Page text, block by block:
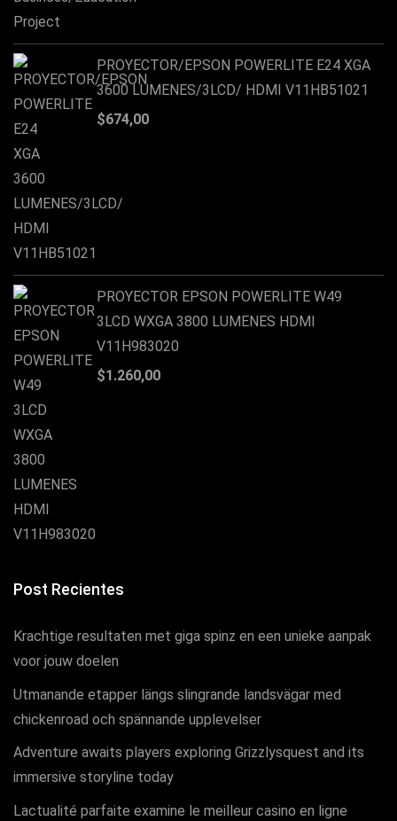
PROYECTOR/EPSON POWERLITE E24 XGA
3600 LUMENES/3LCD/ HDMI V11HB51021
$674,00
PROYECTOR EPSON POWERLITE W49
3LCD WXGA 3800 LUMENES HDMI
V11H983020
$1.260,00
Post Recientes
Krachtige resultaten met giga spinz en een unieke aanpak
voor jouw doelen
Utmanande etapper längs slingrande landsvägar med
chickenroad och spännande upplevelser
Adventure awaits players exploring Grizzlysquest and its
immersive storyline today
Lactualité parfaite examine le meilleur casino en ligne